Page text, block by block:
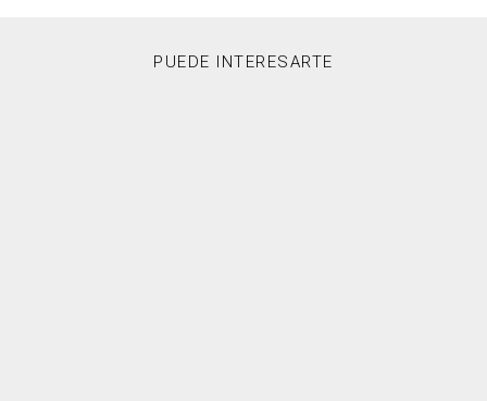
PUEDE INTERESARTE